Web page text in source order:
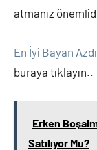
atmanız
En İyi Bayan
buraya tıklayın..
Erken
Satılıyor Mu?